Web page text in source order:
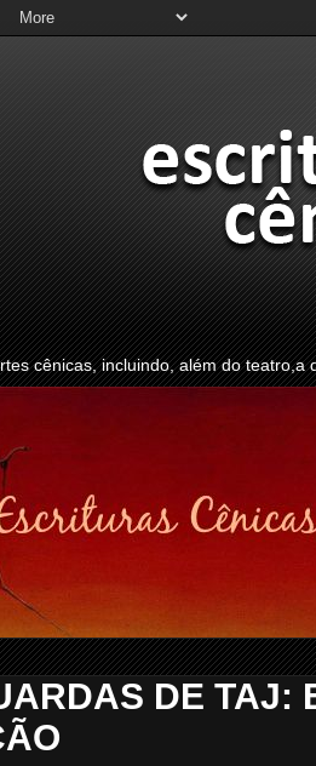
cênicas, incluindo, além do
DE TAJ: